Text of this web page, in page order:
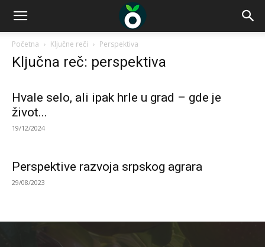
Početna Ključne reči Perspektiva
Ključna reč: perspektiva
Hvale selo, ali ipak hrle u grad – gde je
život...
19/12/2024
Perspektive razvoja srpskog agrara
29/08/2023